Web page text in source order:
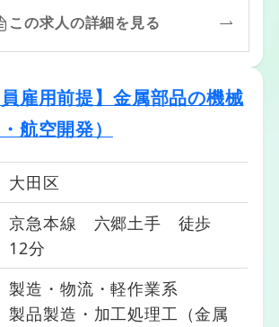
この求人の詳細を見る
員雇用前提】金属部品の機械
航空開発）
大田区
京急本線 六郷土手 徒歩
12分
製造・物流・軽作業系
製品製造・加工処理工（金属